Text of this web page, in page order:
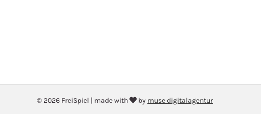
© 2026 FreiSpiel | made with by muse digitalagentur